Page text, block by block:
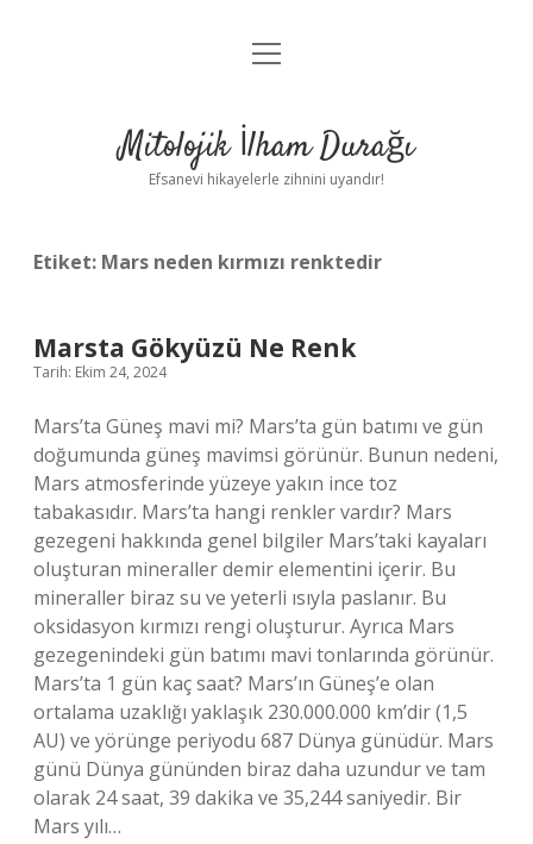
Anasayfa
Yasal Uyarı
menüyü
Mitolojik İlham Durağı
Efsanevi hikayelerle zihnini uyandır!
Etiket: Mars neden kırmızı renktedir
Marsta Gökyüzü Ne Renk
Tarih: Ekim 24, 2024
Mars’ta Güneş mavi mi? Mars’ta gün batımı ve gün
doğumunda güneş mavimsi görünür. Bunun nedeni,
Mars atmosferinde yüzeye yakın ince toz
tabakasıdır. Mars’ta hangi renkler vardır? Mars
gezegeni hakkında genel bilgiler Mars’taki kayaları
oluşturan mineraller demir elementini içerir. Bu
mineraller biraz su ve yeterli ısıyla paslanır. Bu
oksidasyon kırmızı rengi oluşturur. Ayrıca Mars
gezegenindeki gün batımı mavi tonlarında görünür.
Mars’ta 1 gün kaç saat? Mars’ın Güneş’e olan
ortalama uzaklığı yaklaşık 230.000.000 km’dir (1,5
AU) ve yörünge periyodu 687 Dünya günüdür. Mars
günü Dünya gününden biraz daha uzundur ve tam
olarak 24 saat, 39 dakika ve 35,244 saniyedir. Bir
Mars yılı…